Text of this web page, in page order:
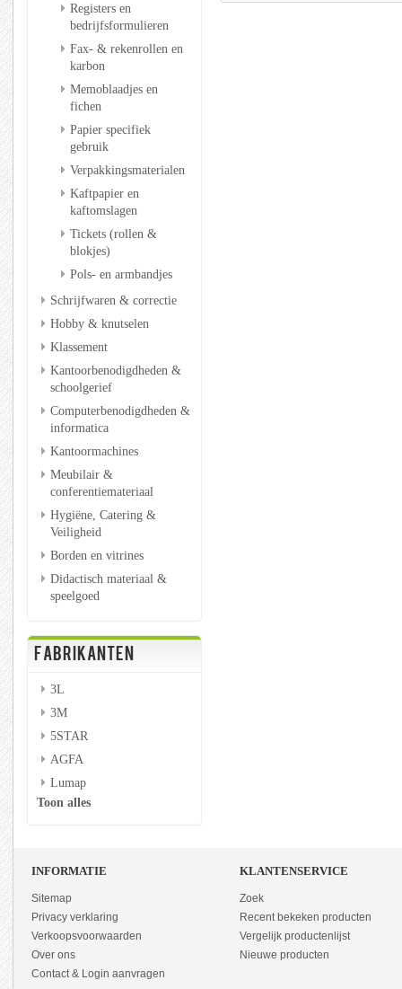
Registers en
bedrijfsformulieren
Fax- & rekenrollen en
karbon
Memoblaadjes en
fichen
Papier specifiek
gebruik
Verpakkingsmaterialen
Kaftpapier en
kaftomslagen
Tickets (rollen &
blokjes)
Pols- en armbandjes
Schrijfwaren & correctie
Hobby & knutselen
Klassement
Kantoorbenodigdheden &
schoolgerief
Computerbenodigdheden &
informatica
Kantoormachines
Meubilair &
conferentiemateriaal
Hygiëne, Catering &
Veiligheid
Borden en vitrines
Didactisch materiaal &
speelgoed
FABRIKANTEN
3L
3M
5STAR
AGFA
Lumap
Toon alles
INFORMATIE
Sitemap
Privacy verklaring
Verkoopsvoorwaarden
Over ons
Contact & Login aanvragen
KLANTENSERVICE
Zoek
Recent bekeken producten
Vergelijk productenlijst
Nieuwe producten